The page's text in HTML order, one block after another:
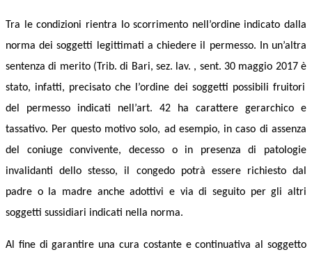
Tra le condizioni rientra lo scorrimento nell’ordine indicato dalla
norma dei soggetti legittimati a chiedere il permesso. In un’altra
sentenza di merito (Trib. di Bari, sez. lav. , sent. 30 maggio 2017 è
stato, infatti, precisato che l’ordine dei soggetti possibili fruitori
del permesso indicati nell’art. 42
ha carattere gerarchico e
tassativo. Per questo motivo solo, ad esempio, in caso di assenza
del coniuge convivente, decesso o in presenza di patologie
invalidanti dello stesso, il congedo potrà essere richiesto dal
padre o la madre anche adottivi e via di seguito per gli altri
soggetti sussidiari indicati nella norma.
Al fine di garantire una cura costante e continuativa al soggetto